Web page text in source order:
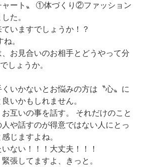
ャート〟 ①体づくり②ファッション
た。
いますでしょうか！？
ね。
お見合いのお相手とどうやって分
しょうか。
いかないとお悩みの方は〝心〟に
いかもしれません。
互いの事を話す。 それだけのこと
や話すのが得意ではない人にとっ
じますよね。
ない！！！大丈夫！！！
張してますよ、きっと。